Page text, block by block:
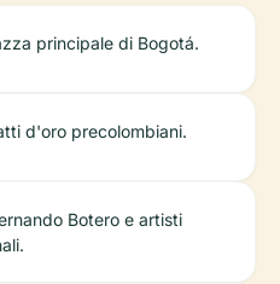
principale di Bogotá.
d'oro precolombiani.
Botero e artisti